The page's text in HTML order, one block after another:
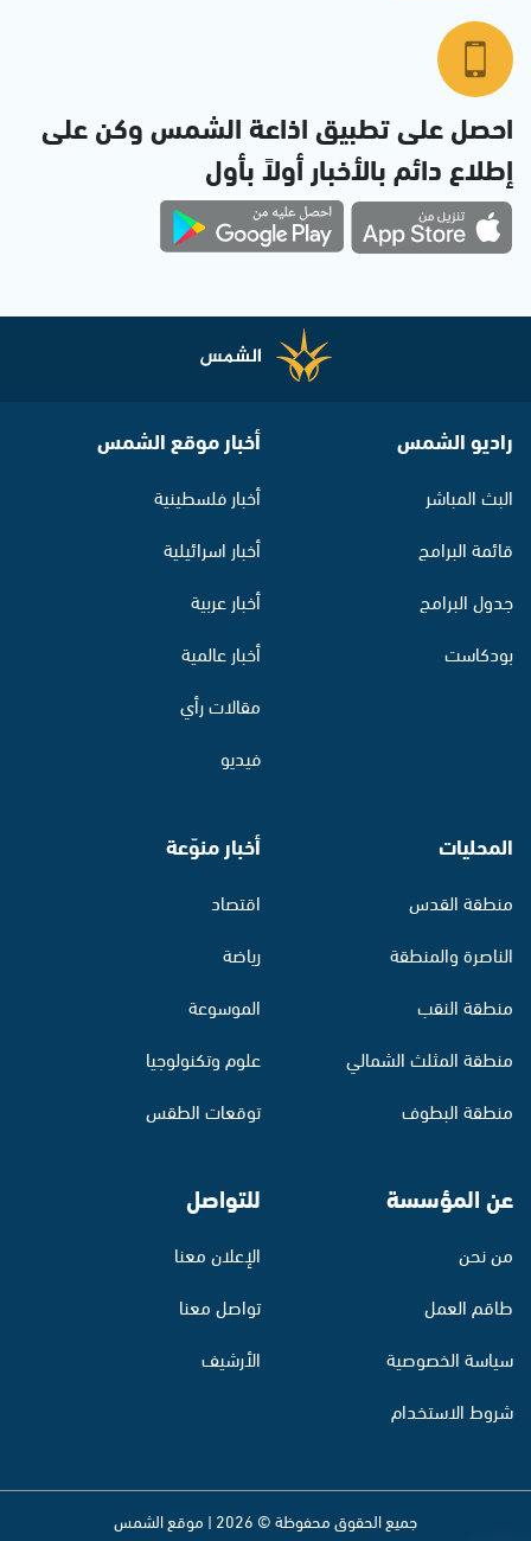
احصل على تطبيق اذاعة الشمس وكن على
إطلاع دائم بالأخبار أولاً بأول
راديو الشمس
البث المباشر
قائمة البرامج
جدول البرامج
بودكاست
أخبار موقع الشمس
أخبار فلسطينية
أخبار اسرائيلية
أخبار عربية
أخبار عالمية
مقالات رأي
فيديو
المحليات
منطقة القدس
الناصرة والمنطقة
منطقة النقب
منطقة المثلث الشمالي
منطقة البطوف
أخبار منوّعة
اقتصاد
رياضة
الموسوعة
علوم وتكنولوجيا
توقعات الطقس
عن المؤسسة
من نحن
طاقم العمل
سياسة الخصوصية
شروط الاستخدام
للتواصل
الإعلان معنا
تواصل معنا
الأرشيف
جميع الحقوق محفوظة © 2026 | موقع الشمس